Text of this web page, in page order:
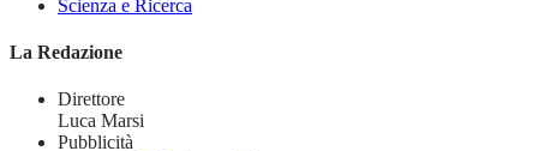
Scienza e Ricerca
La Redazione
Direttore
Luca Marsi
Pubblicità